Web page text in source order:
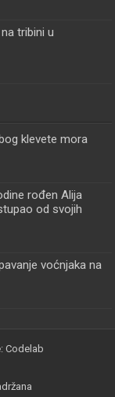
tribini u
klevete mora
rođen Alija
od svojih
voćnjaka na
Codelab